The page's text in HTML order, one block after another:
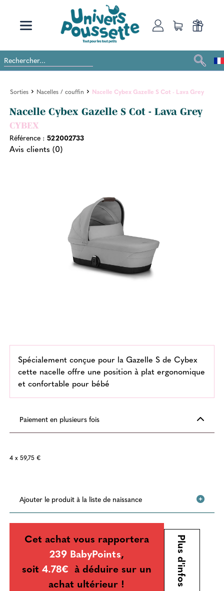
Sorties Nacelles / couffin Nacelle Cybex Gazelle S Cot - Lava Grey
Nacelle Cybex Gazelle S Cot - Lava Grey
CYBEX
Référence : 522002733
Avis clients (0)
Spécialement conçue pour la Gazelle S de Cybex
cette nacelle offre une position à plat ergonomique
et confortable pour bébé
Paiement en plusieurs fois
4 x 59,75 €
Ajouter le produit à la liste de naissance
Cet achat vous rapportera
239 BabyPoints,
soit 4.78€ à déduire sur un
achat ultérieur !
Plus d'infos